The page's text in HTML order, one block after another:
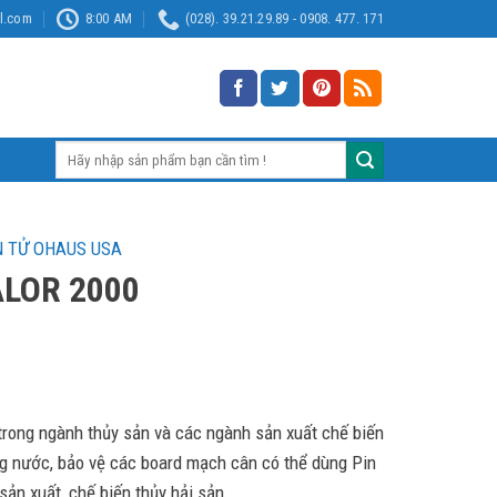
8:00 AM (028). 39.21.29.89 - 0908. 477. 171
TỬ OHAUS USA
2000
ngành thủy sản và các ngành sản xuất chế biến
bảo vệ các board mạch cân có thể dùng Pin
xuất, chế biến thủy hải sản